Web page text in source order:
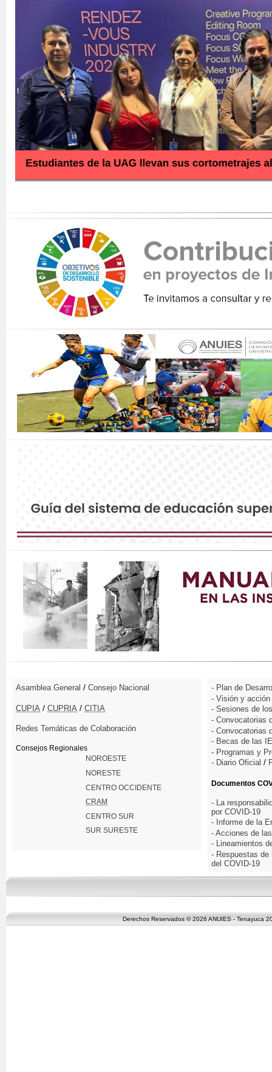
Asamblea General / Consejo Nacional
CUPIA / CUPRIA / CITIA
Redes Temáticas de Colaboración
Consejos Regionales
NOROESTE
NORESTE
CENTRO OCCIDENTE
CRAM
CENTRO SUR
SUR SURESTE
- Plan de
- Visión y acción
- Sesiones de
- Convocatorias
- Convocatorias
- Becas de las
- Programas y
- Diario Oficial /
Documentos
- La
por COVID-19
- Informe de la
- Acciones de
- Lineamientos
- Respuestas
del COVID-19
Derechos Reservados © 2026 ANUIES - Tenayuca